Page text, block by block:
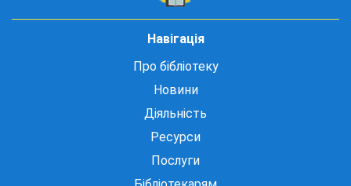
Навігація
Про бібліотеку
Новини
Діяльність
Ресурси
Послуги